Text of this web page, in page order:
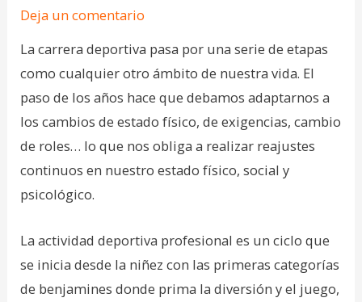
Deja un comentario
La carrera deportiva pasa por una serie de etapas
como cualquier otro ámbito de nuestra vida. El
paso de los años hace que debamos adaptarnos a
los cambios de estado físico, de exigencias, cambio
de roles… lo que nos obliga a realizar reajustes
continuos en nuestro estado físico, social y
psicológico.
La actividad deportiva profesional es un ciclo que
se inicia desde la niñez con las primeras categorías
de benjamines donde prima la diversión y el juego,